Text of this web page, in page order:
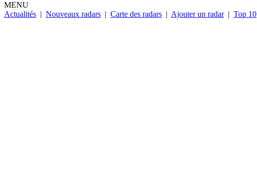
MENU
Actualités | Nouveaux radars | Carte des radars | Ajouter un radar | Top 10